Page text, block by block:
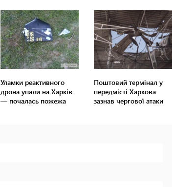
Уламки реактивного
дрона упали на Харків
— почалась пожежа
Поштовий термінал у
передмісті Харкова
зазнав чергової атаки